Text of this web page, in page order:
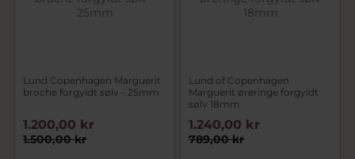
Lund Copenhagen Marguerit
broche forgyldt sølv - 25mm
1.500,00 kr
1.200,00 kr
Lund of Copenhagen
Marguerit øreringe forgyldt
sølv 18mm
789,00 kr
1.240,00 kr